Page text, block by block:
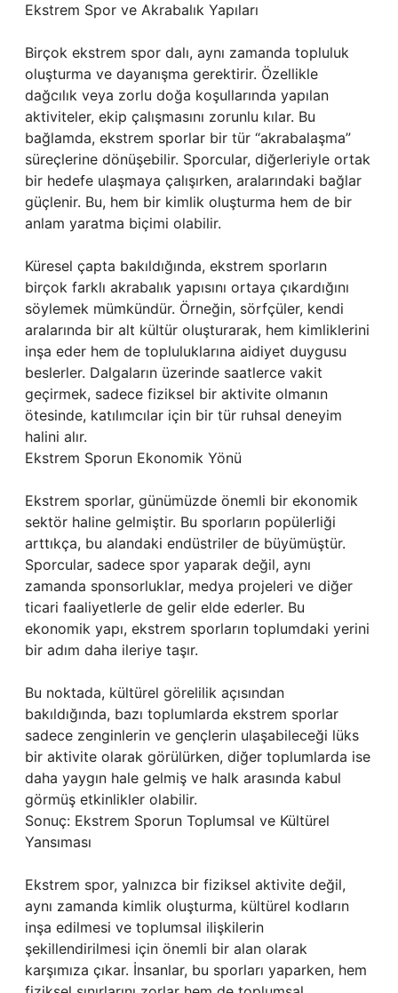
Ekstrem Spor ve Akrabalık Yapıları
Birçok ekstrem spor dalı, aynı zamanda topluluk
oluşturma ve dayanışma gerektirir. Özellikle
dağcılık veya zorlu doğa koşullarında yapılan
aktiviteler, ekip çalışmasını zorunlu kılar. Bu
bağlamda, ekstrem sporlar bir tür “akrabalaşma”
süreçlerine dönüşebilir. Sporcular, diğerleriyle ortak
bir hedefe ulaşmaya çalışırken, aralarındaki bağlar
güçlenir. Bu, hem bir kimlik oluşturma hem de bir
anlam yaratma biçimi olabilir.
Küresel çapta bakıldığında, ekstrem sporların
birçok farklı akrabalık yapısını ortaya çıkardığını
söylemek mümkündür. Örneğin, sörfçüler, kendi
aralarında bir alt kültür oluşturarak, hem kimliklerini
inşa eder hem de topluluklarına aidiyet duygusu
beslerler. Dalgaların üzerinde saatlerce vakit
geçirmek, sadece fiziksel bir aktivite olmanın
ötesinde, katılımcılar için bir tür ruhsal deneyim
halini alır.
Ekstrem Sporun Ekonomik Yönü
Ekstrem sporlar, günümüzde önemli bir ekonomik
sektör haline gelmiştir. Bu sporların popülerliği
arttıkça, bu alandaki endüstriler de büyümüştür.
Sporcular, sadece spor yaparak değil, aynı
zamanda sponsorluklar, medya projeleri ve diğer
ticari faaliyetlerle de gelir elde ederler. Bu
ekonomik yapı, ekstrem sporların toplumdaki yerini
bir adım daha ileriye taşır.
Bu noktada, kültürel görelilik açısından
bakıldığında, bazı toplumlarda ekstrem sporlar
sadece zenginlerin ve gençlerin ulaşabileceği lüks
bir aktivite olarak görülürken, diğer toplumlarda ise
daha yaygın hale gelmiş ve halk arasında kabul
görmüş etkinlikler olabilir.
Sonuç: Ekstrem Sporun Toplumsal ve Kültürel
Yansıması
Ekstrem spor, yalnızca bir fiziksel aktivite değil,
aynı zamanda kimlik oluşturma, kültürel kodların
inşa edilmesi ve toplumsal ilişkilerin
şekillendirilmesi için önemli bir alan olarak
karşımıza çıkar. İnsanlar, bu sporları yaparken, hem